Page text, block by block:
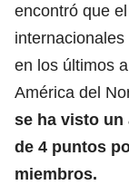
encontró que
en los últimos
América del
se ha visto un
de 4 puntos
miembros.